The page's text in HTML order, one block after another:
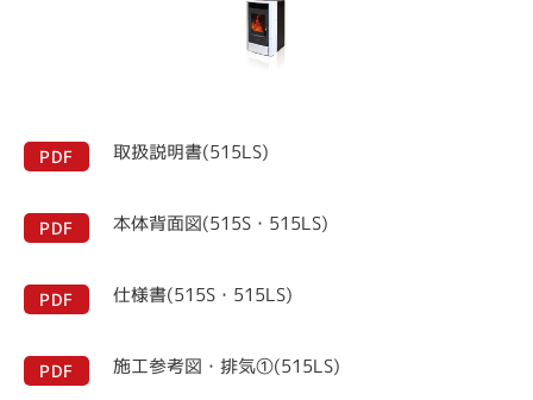
PDF 取扱説明書(515LS)
PDF 本体背面図(515S・515LS)
PDF 仕様書(515S・515LS)
PDF 施工参考図・排気①(515LS)